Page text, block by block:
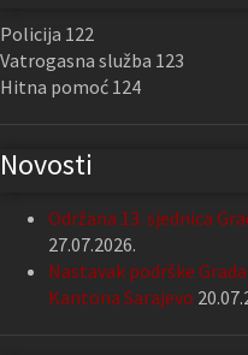
Policija 122
Vatrogasna služba 123
Hitna pomoć 124
Novosti
Održana 13. sjednica
27.07.2026.
Nastavak podrške
Kantona Sarajevo